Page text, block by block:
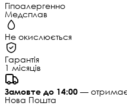
Гіпоалергенно
Медсплав
Не окислюється
Гарантія
1 місяців
Замовте до 14:00 —
Нова Пошта